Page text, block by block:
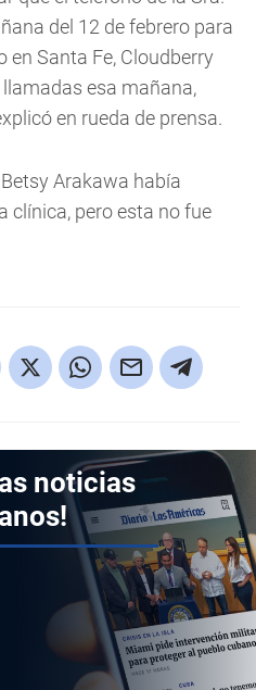
del 12 de febrero para
en Santa Fe, Cloudberry
esa mañana,
en rueda de prensa.
Arakawa había
clínica, pero esta no fue
noticias